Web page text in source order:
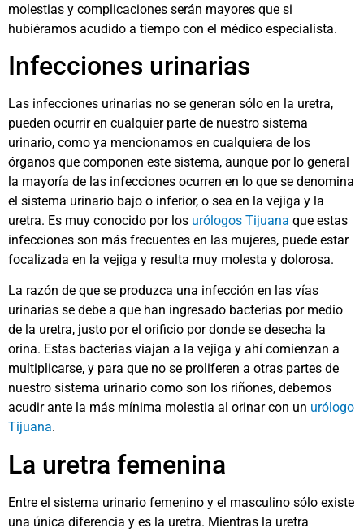
molestias y complicaciones serán mayores que si
hubiéramos acudido a tiempo con el médico especialista.
Infecciones urinarias
Las infecciones urinarias no se generan sólo en la uretra,
pueden ocurrir en cualquier parte de nuestro sistema
urinario, como ya mencionamos en cualquiera de los
órganos que componen este sistema, aunque por lo general
la mayoría de las infecciones ocurren en lo que se denomina
el sistema urinario bajo o inferior, o sea en la vejiga y la
uretra. Es muy conocido por los urólogos Tijuana que estas
infecciones son más frecuentes en las mujeres, puede estar
focalizada en la vejiga y resulta muy molesta y dolorosa.
La razón de que se produzca una infección en las vías
urinarias se debe a que han ingresado bacterias por medio
de la uretra, justo por el orificio por donde se desecha la
orina. Estas bacterias viajan a la vejiga y ahí comienzan a
multiplicarse, y para que no se proliferen a otras partes de
nuestro sistema urinario como son los riñones, debemos
acudir ante la más mínima molestia al orinar con un urólogo
Tijuana.
La uretra femenina
Entre el sistema urinario femenino y el masculino sólo existe
una única diferencia y es la uretra. Mientras la uretra